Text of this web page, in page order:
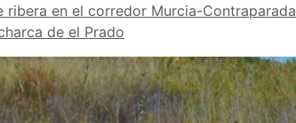
en el corredor Murcia-Contraparada
de el Prado